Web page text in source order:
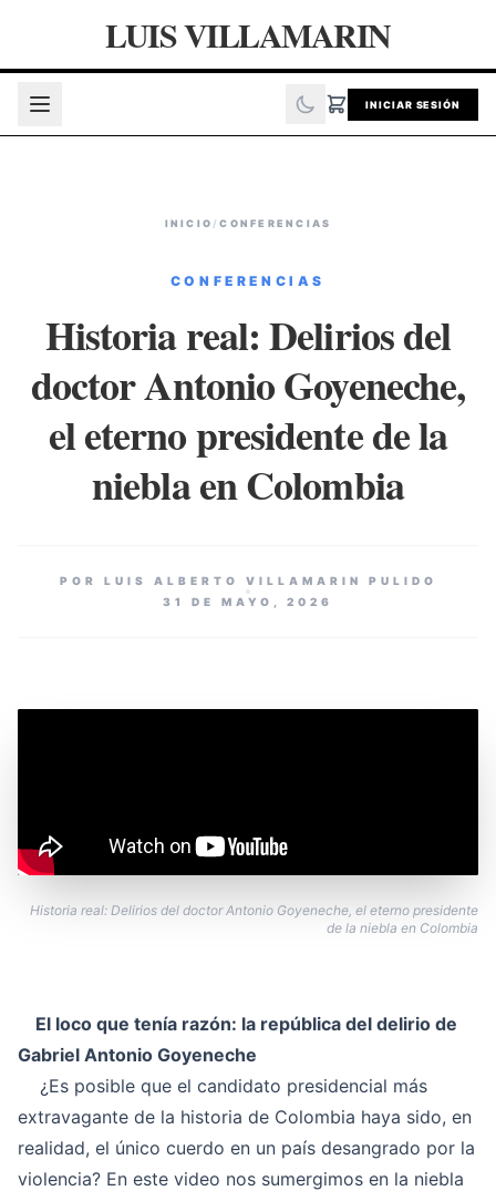
LUIS VILLAMARIN
INICIAR SESIÓN
INICIO /CONFERENCIAS
CONFERENCIAS
Historia real: Delirios del
doctor Antonio Goyeneche,
el eterno presidente de la
niebla en Colombia
POR LUIS ALBERTO VILLAMARIN PULIDO
31 DE MAYO, 2026
Historia real: Delirios del doctor Antonio Goyeneche, el eterno presidente
de la niebla en Colombia
El loco que tenía razón: la república del delirio de
Gabriel Antonio Goyeneche
¿Es posible que el candidato presidencial más
extravagante de la historia de Colombia haya sido, en
realidad, el único cuerdo en un país desangrado por la
violencia? En este video nos sumergimos en la niebla